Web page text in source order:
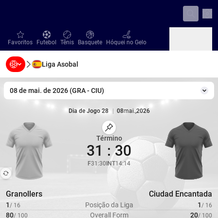
favorites
Favoritos Futebol
Futebol Tênis
Tênis Basquete
Basquete Hóquei no Gelo
Hóquei no Gelo
Beisebol
Beisebol Handebol
Handebol
Liga Asobal
08 de mai. de 2026 (GRA- CIU)
Dia de Jogo 28 08mai.,2026
Granollers Ciudad Encantada
Marcar Partida
Término
31 : 30
F31 :30 INT14:14
1/ 16 Posição da Liga 1/ 16
80/ 100 Overall Form 20/ 100